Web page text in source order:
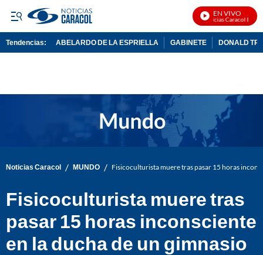
EN VIVO
Noticias Caracol En Vivo
Tendencias: ABELARDO DE LA ESPRIELLA GABINETE DONALD
Noticias Caracol / MUNDO / Fisicoculturista muere tras pasar 15 horas
Fisicoculturista muere tras
pasar 15 horas inconsciente
en la ducha de un gimnasio